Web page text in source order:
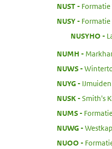
NUST:
Formatie
NUSY:
NUSYHO
NUMH
NUWS:
NUYG:
NUSK:
Smith's
NUMS:
NUWG:
NUOO